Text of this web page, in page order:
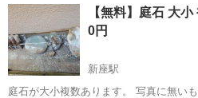
【無料】庭石 大小
0円
新座駅
庭石が大小複数あります。 写真に無い